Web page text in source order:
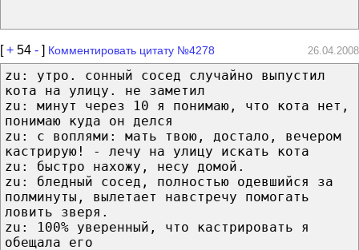
[+ 54 - ] Комментировать цитату №4278 26.04.2008
zu: утро. сонный сосед случайно выпустил
кота на улицу. не заметил
zu: минут через 10 я понимаю, что кота нет,
понимаю куда он делся
zu: с воплями: мать твою, достало, вечером
кастрирую! - лечу на улицу искать кота
zu: быстро нахожу, несу домой.
zu: бледный сосед, полностью одевшийся за
полминуты, вылетает навстречу помогать
ловить зверя.
zu: 100% уверенный, что кастрировать я
обещала его